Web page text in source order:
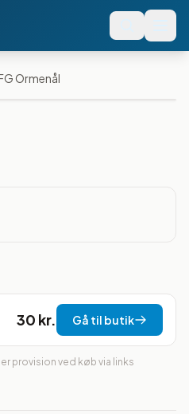
Ormenål
30 kr. Gå til butik
provision ved køb via links